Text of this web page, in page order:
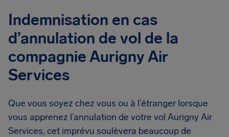
Indemnisation en cas
d’annulation de vol de la
compagnie Aurigny Air
Services
Que vous soyez chez vous ou à l’étranger lorsque
vous apprenez l’annulation de votre vol Aurigny Air
Services, cet imprévu soulèvera beaucoup de